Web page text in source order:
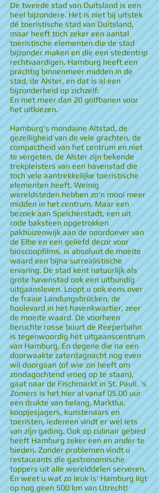
De tweede stad van Duitsland is een
heel bijzondere. Het is niet bij uitstek
dé toeristische stad van Duitsland,
maar heeft toch zeker een aantal
toeristische elementen die de stad
bijzonder maken en die een stedentrip
rechtvaardigen. Hamburg heeft een
prachtig binnenmeer midden in de
stad, de Alster, en dat is al een
bijzonderheid op zichzelf.
En met meer dan 20 golfbanen voor
het uitkiezen.
Hamburg's mondaine Altstad, de
gezelligheid van de vele grachten, de
compactheid van het centrum en niet
te vergeten, de Alster zijn bekende
trekpleisters van een havenstad die
toch vele aantrekkelijke toeristische
elementen heeft. Weinig
wereldsteden hebben zo'n mooi meer
midden in het centrum. Maar een
bezoek aan Speicherstadt, een uit
rode baksteen opgetrokken
pakhuizenwijk aan de noordoever van
de Elbe en een geliefd decor voor
bioscoopfilms, is absoluut de moeite
waard een bijna surrealistische
ervaring. De stad kent natuurlijk als
grote havenstad ook een uitbundig
uitgaansleven. Loopt u ook eens over
de fraaie Landungsbrücken, de
boulevard in het havenkwartier, zeer
de moeite waard. De voorheen
beruchte rosse buurt de Reeperbahn
is tegenwoordig hét uitgaanscentrum
van Hamburg. En degene die na een
doorwaakte zaterdagnacht nog even
wil doorgaan (of wie zin heeft om
zondagochtend vroeg op te staan),
gaat naar de Fischmarkt in St. Pauli. 's
Zomers is het hier al vanaf 05.00 uur
een drukte van belang. Marktlui,
koopjesjagers, kunstenaars en
toeristen, iedereen vindt er wel iets
van zijn gading. Ook op culinair gebied
heeft Hamburg zeker een en ander te
bieden. Zonder problemen vindt u
restaurants die gastronomische
toppers uit alle werelddelen serveren.
En weet u wat zo leuk is' Hamburg ligt
op nog geen 500 km van Utrecht!